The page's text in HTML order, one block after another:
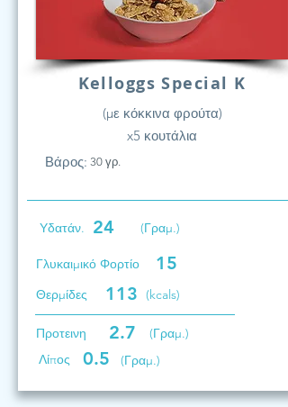
Kelloggs Special K
(με κόκκινα φρούτα)
x5 κουτάλια
Βάρος: 30 γρ.
Υδατάν. 24 (Γραμ.)
Γλυκαιμικό Φορτίο 15
Θερμίδες 113 (kcals)
Προτεινη 2.7
(Γραμ.)
Λίπος
0.5 (Γραμ.)